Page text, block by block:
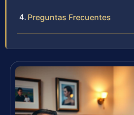
Preguntas Frecuentes